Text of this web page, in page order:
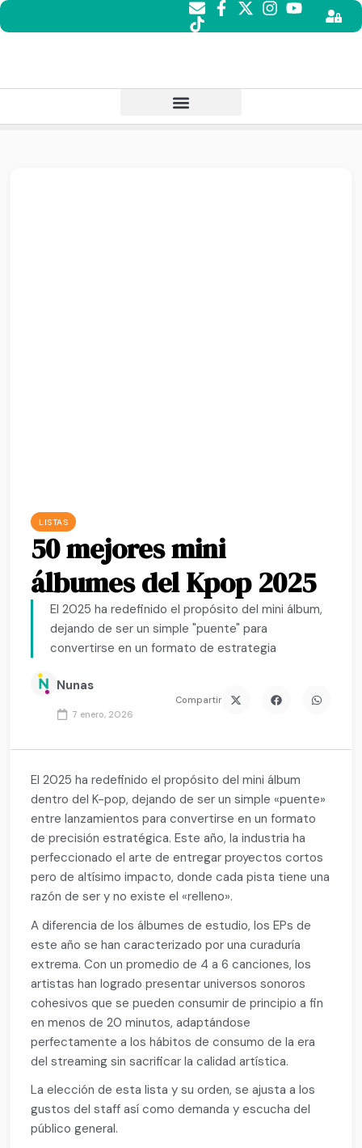
LISTAS
50 mejores mini
álbumes del Kpop 2025
El 2025 ha redefinido el propósito del mini álbum,
dejando de ser un simple "puente" para
convertirse en un formato de estrategia
Nunas
7 enero, 2026
Compartir
El 2025 ha redefinido el propósito del mini álbum
dentro del K-pop, dejando de ser un simple «puente»
entre lanzamientos para convertirse en un formato
de precisión estratégica. Este año, la industria ha
perfeccionado el arte de entregar proyectos cortos
pero de altísimo impacto, donde cada pista tiene una
razón de ser y no existe el «relleno».
A diferencia de los álbumes de estudio, los EPs de
este año se han caracterizado por una curaduría
extrema. Con un promedio de 4 a 6 canciones, los
artistas han logrado presentar universos sonoros
cohesivos que se pueden consumir de principio a fin
en menos de 20 minutos, adaptándose
perfectamente a los hábitos de consumo de la era
del streaming sin sacrificar la calidad artística.
La elección de esta lista y su orden, se ajusta a los
gustos del staff así como demanda y escucha del
público general.